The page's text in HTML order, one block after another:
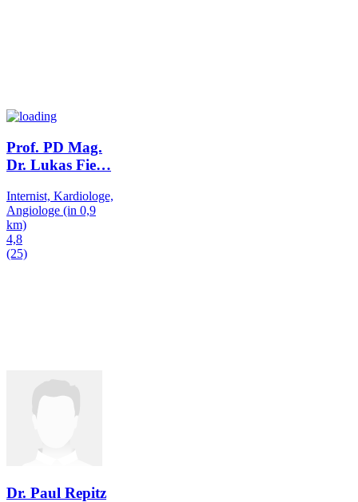
Prof. PD Mag.
Dr. Lukas Fie…
Internist, Kardiologe,
Angiologe (in 0,9
km)
4,8
(25)
Dr. Paul Repitz